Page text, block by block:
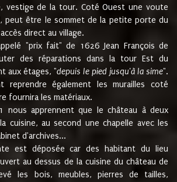
vestige de la tour. Coté Ouest une voute
peut être le sommet de la petite porte du
direct au village.
"prix fait" de 1626 Jean François de
des réparations dans la tour Est du
aux étages, "depuis le pied jusqu'à la sime".
reprendre également les murailles coté
fournira les matériaux.
nous apprennent que le château à deux
cuisine, au second une chapelle avec les
d'archives...
est déposée car des habitant du lieu
au dessus de la cuisine du château de
les bois, meubles, pierres de tailles,